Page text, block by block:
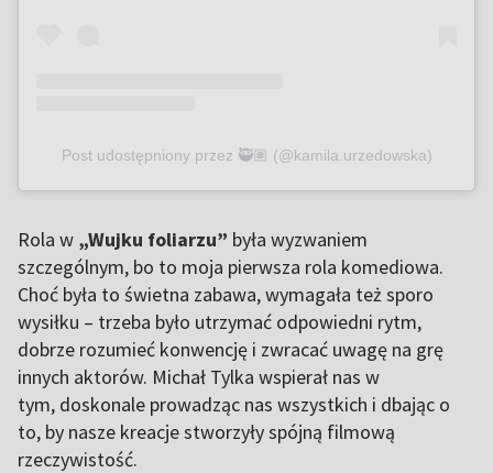
Post udostępniony przez 🥷🏽 (@kamila.urzedowska)
Rola w „Wujku foliarzu” była wyzwaniem
szczególnym, bo to moja pierwsza rola komediowa.
Choć była to świetna zabawa, wymagała też sporo
wysiłku – trzeba było utrzymać odpowiedni rytm,
dobrze rozumieć konwencję i zwracać uwagę na grę
innych aktorów. Michał Tylka wspierał nas w
tym, doskonale prowadząc nas wszystkich i dbając o
to, by nasze kreacje stworzyły spójną filmową
rzeczywistość.